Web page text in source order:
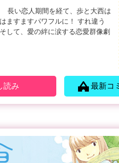
長い恋人期間を経て、歩と大西は
ますますパワフルに！ すれ違う
して、愛の絆に涙する恋愛群像劇
読み 最新コ